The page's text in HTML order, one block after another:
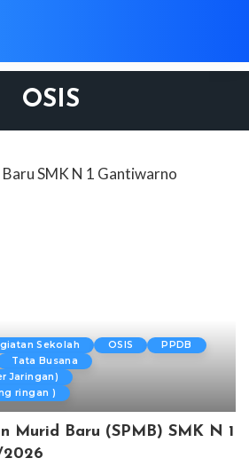
OSIS
Sekolah OSIS
PPDB
Tata Busana
Jaringan)
ringan )
Murid Baru (SPMB) SMK N 1
2026